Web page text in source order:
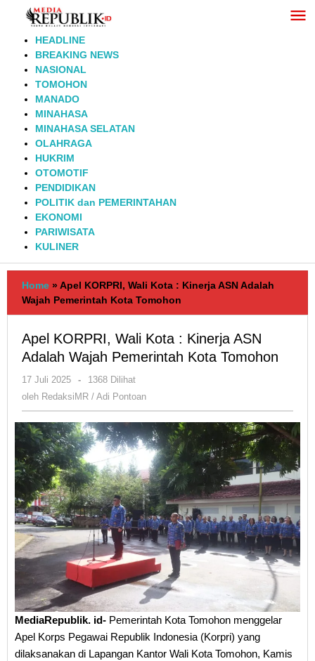
Lewati
HEADLINE
BREAKING NEWS
NASIONAL
TOMOHON
MANADO
MINAHASA
MINAHASA SELATAN
OLAHRAGA
HUKRIM
OTOMOTIF
PENDIDIKAN
POLITIK dan PEMERINTAHAN
EKONOMI
PARIWISATA
KULINER
Home »Apel KORPRI, Wali Kota : Kinerja ASN Adalah
Wajah Pemerintah Kota Tomohon
Apel KORPRI, Wali Kota : Kinerja ASN
Adalah Wajah Pemerintah Kota Tomohon
17 Juli 2025
oleh
RedaksiMR
Pontoan
-
1368 Dilihat
oleh RedaksiMR / Adi Pontoan
MediaRepublik. id- Pemerintah Kota Tomohon menggelar
Apel Korps Pegawai Republik Indonesia (Korpri) yang
dilaksanakan di Lapangan Kantor Wali Kota Tomohon, Kamis